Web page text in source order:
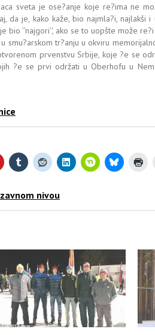
sveta je ose?anje koje re?ima ne
da je, kako kaže, bio najmla?i,
bio ''najgori'', ako se to uopšte može
tr?anju u okviru memorijalnog
prvenstvu Srbije, koje ?e se
?e se prvi održati u Oberhofu u
nivou